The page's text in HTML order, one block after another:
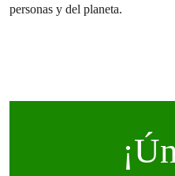
personas y del planeta.